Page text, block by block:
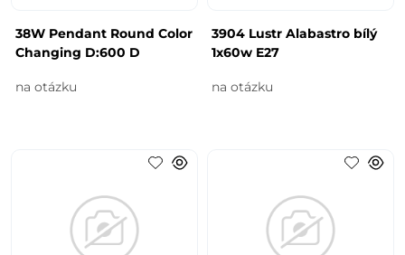
38W Pendant Round Color
Changing D:600 D
na otázku
3904 Lustr Alabastro bílý
1x60w E27
na otázku